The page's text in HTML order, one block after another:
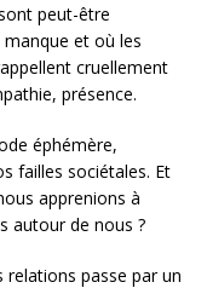
peut-être
et où les
cruellement
présence.
éphémère,
failles sociétales. Et
apprenions à
autour de nous ?
relations passe par un